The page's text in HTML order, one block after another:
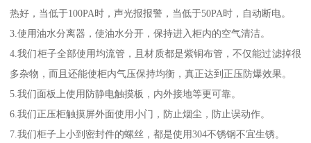
热好，当低于100PA时，声光报报警，当低于50PA时，自动断电。
3.使用油水分离器，使油水分开，保持进入柜内的空气清洁。
4.我们柜子全部使用均流管，且材质都是紫铜布管，不仅能过滤掉很
多杂物，而且还能使柜内气压保持均衡，真正达到正压防爆效果。
5.我们面板上使用防静电触摸板，内外接地等更可靠。
6.我们正压柜触摸屏外面使用小门，防止烟尘，防止误动作。
7.我们柜子上小到密封件的螺丝，都是使用304不锈钢不宜生锈。